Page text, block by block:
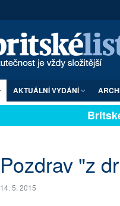
AKTUÁLNÍ VYDÁNÍ
Pozdrav "z
14. 5. 2015